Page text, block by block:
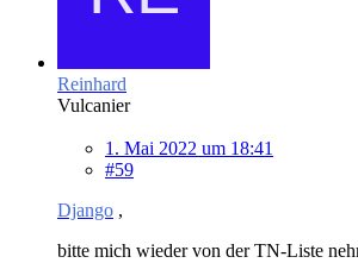
Reinhard
Vulcanier
1. Mai 2022 um 18:41
#59
Django ,
bitte mich wieder von der TN-Liste